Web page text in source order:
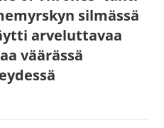
silmässä
arveluttavaa
väärässä